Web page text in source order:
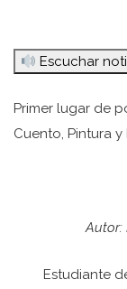
Escuchar
Primer lugar de
Cuento, Pintura y
Autor:
Estudiante